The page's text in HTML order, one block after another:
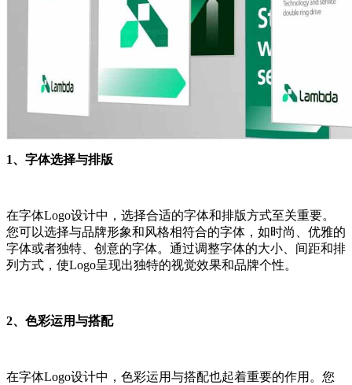
1、字体选择与排版
在字体Logo设计中，选择合适的字体和排版方式至关重要。
您可以选择与品牌形象和风格相符合的字体，如时尚、优雅的
字体或者独特、创意的字体。通过调整字体的大小、间距和排
列方式，使Logo呈现出独特的视觉效果和品牌个性。
2、色彩运用与搭配
在字体Logo设计中，色彩运用与搭配也起着重要的作用。您